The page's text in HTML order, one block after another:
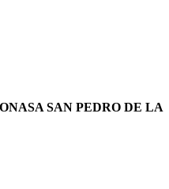
SAN PEDRO DE LA